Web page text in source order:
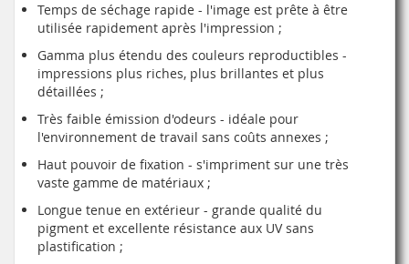
Temps de séchage rapide - l'image est prête à être
utilisée rapidement après l'impression ;
Gamma plus étendu des couleurs reproductibles -
impressions plus riches, plus brillantes et plus
détaillées ;
Très faible émission d'odeurs - idéale pour
l'environnement de travail sans coûts annexes ;
Haut pouvoir de fixation - s'impriment sur une très
vaste gamme de matériaux ;
Longue tenue en extérieur - grande qualité du
pigment et excellente résistance aux UV sans
plastification ;